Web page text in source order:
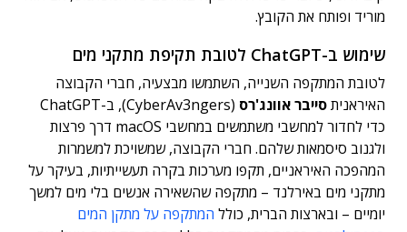
מוריד ופותח את הקובץ.
שימוש ב-ChatGPT לטובת תקיפת מתקני מים
לטובת המתקפה השנייה, השתמשו מבצעיה, חברי הקבוצה
האיראניתסייבר אוונג'רס
(CyberAv3ngers), ב-ChatGPT
כדי לחדור למחשבי משתמשים במחשבי macOS דרך פרצות
ולגנוב סיסמאות שלהם. חברי הקבוצה, שמשויכת למשמרות
המהפכה האיראניים, תקפו מערכות בקרה תעשייתיות, בעיקר על
מתקני מים באירלנד – מתקפה שהשאירה אנשים בלי מים למשך
יומיים – ובארצות הברית, כולל המתקפה על מתקן המים